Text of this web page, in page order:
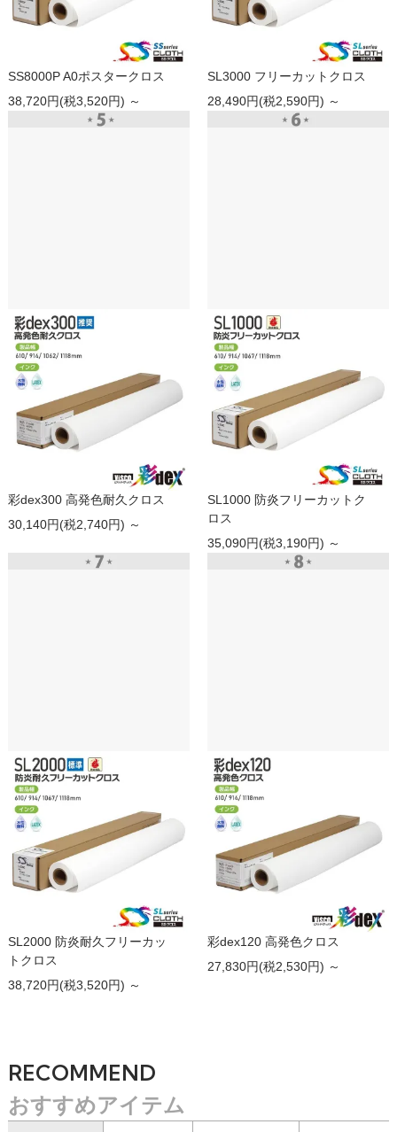
SS8000P A0ポスタークロス
38,720円(税3,520円) ～
SL3000 フリーカットクロス
28,490円(税2,590円) ～
彩dex300 高発色耐久クロス
30,140円(税2,740円) ～
SL1000 防炎フリーカットク
ロス
35,090円(税3,190円) ～
SL2000 防炎耐久フリーカッ
トクロス
38,720円(税3,520円) ～
彩dex120 高発色クロス
27,830円(税2,530円) ～
RECOMMEND
おすすめアイテム